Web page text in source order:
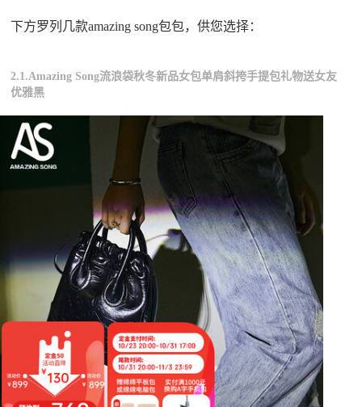
下方罗列几款amazing song包包，供您选择：
2.1.Amazing Song流浪袋秋冬新品女包单肩斜挎手提包礼物送女友
优雅黑